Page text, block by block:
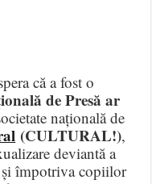
că a fost o
de Presă ar
națională de
(CULTURAL!),
deviantă a
împotriva copiilor